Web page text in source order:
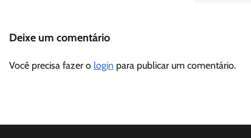
Deixe um comentário
Você precisa fazer o login para publicar um comentário.